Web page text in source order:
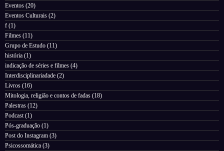
Eventos (20)
Eventos Culturais (2)
f (1)
Filmes (11)
Grupo de Estudo (11)
história (1)
indicação de séries e filmes (4)
Interdisciplinariadade (2)
Livros (16)
Mitologia, religião e contos de fadas (18)
Palestras (12)
Podcast (1)
Pós-graduação (1)
Post do Instagram (3)
Psicossomática (3)